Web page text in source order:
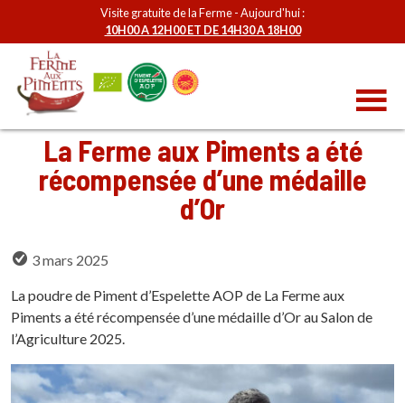
Visite gratuite de la Ferme - Aujourd'hui :
10H00 A 12H00 ET DE 14H30 A 18H00
La Ferme aux Piments a été
récompensée d’une médaille
d’Or
3 mars 2025
La poudre de Piment d’Espelette AOP de La Ferme aux
Piments a été récompensée d’une médaille d’Or au Salon de
l’Agriculture 2025.